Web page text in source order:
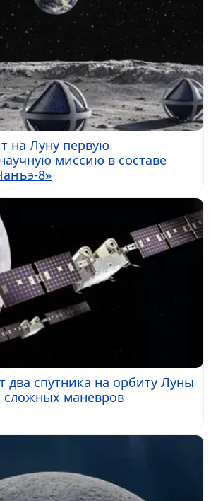
на Луну первую
миссию в составе
8»
два спутника на орбиту Луны
сложных маневров